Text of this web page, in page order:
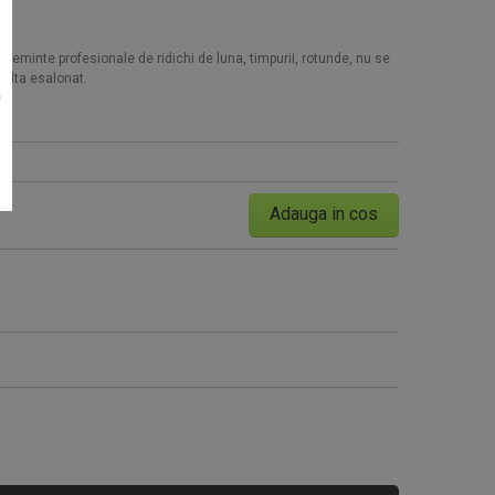
- seminte profesionale de ridichi de luna, timpurii, rotunde, nu se
esalonat.
Adauga in cos
Seminte tomate Tomsk F1 1000